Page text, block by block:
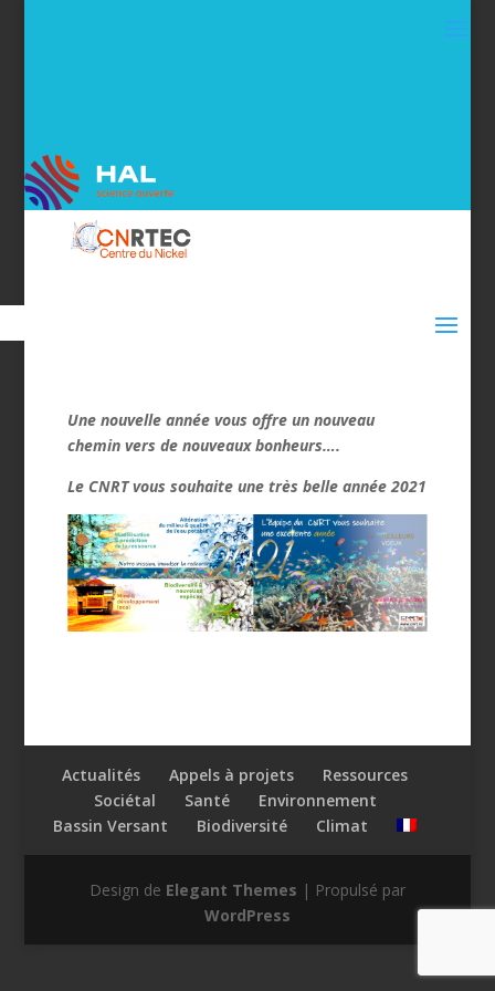
Une nouvelle année vous offre un nouveau
chemin vers de nouveaux bonheurs….
Le CNRT vous souhaite une très belle année 2021
Actualités Appels à projets
Ressources
Sociétal
Santé
Environnement
Bassin Versant
Biodiversité Climat
Design de Elegant Themes | Propulsé par
WordPress